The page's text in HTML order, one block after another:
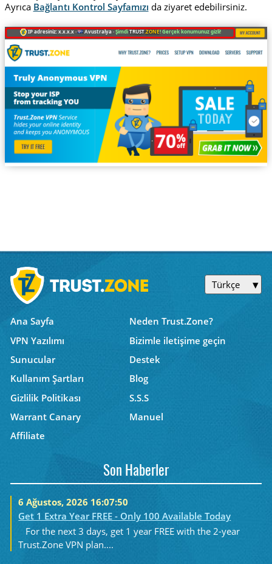
Ayrıca Bağlantı Kontrol Sayfamızı da ziyaret edebilirsiniz.
IP adresiniz: x.x.x.x · Avustralya ·ŞimdiTRUST.ZONE! Gerçek konumunuz gizli!
Türkçe
Ana Sayfa
Neden Trust.Zone?
VPN Yazılımı
Bizimle iletişime geçin
Sunucular
Destek
Kullanım Şartları
Blog
Gizlilik Politikası
S.S.S
Warrant Canary
Manuel
Affiliate
Son Haberler
6 Ağustos, 2026 16:07:50
Get 1 Extra Year FREE - Only 100 Available Today
For the next 3 days, get 1 year FREE with the 2-year
Trust.Zone VPN plan....